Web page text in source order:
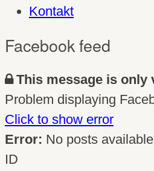
Kontakt
Facebook feed
This message is only
Problem displaying
Click to show error
Error: No posts
ID